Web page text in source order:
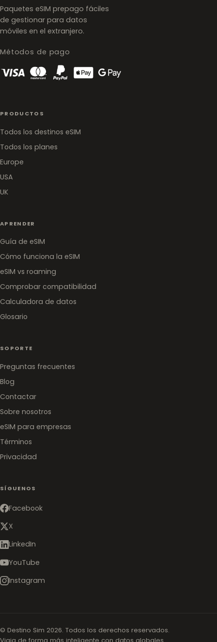
Paquetes eSIM prepago fáciles
de gestionar para datos
móviles en el extranjero.
Métodos de pago
PRODUCTOS
Todos los destinos eSIM
Todos los planes
Europe
USA
UK
APRENDER
Guía de eSIM
Cómo funciona la eSIM
eSIM vs roaming
Comprobar compatibilidad
Calculadora de datos
Glosario
SOPORTE
Preguntas frecuentes
Blog
Contactar
Sobre nosotros
eSIM para empresas
Términos
Privacidad
SÍGUENOS
Facebook
X
LinkedIn
YouTube
Instagram
© Destino Sim 2026. Todos los derechos reservados.